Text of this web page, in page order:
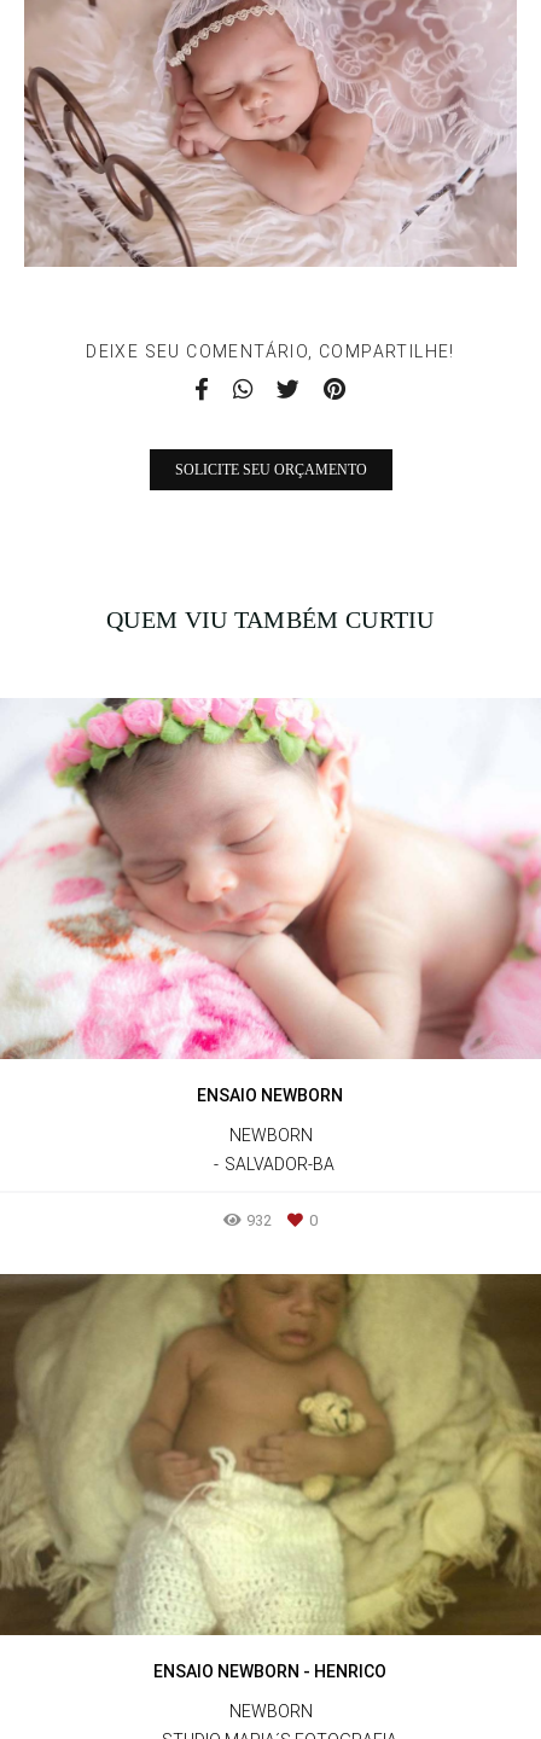
DEIXE SEU COMENTÁRIO, COMPARTILHE!
SOLICITE SEU ORÇAMENTO
QUEM VIU TAMBÉM CURTIU
ENSAIO NEWBORN
NEWBORN
SALVADOR-BA
932 0
ENSAIO NEWBORN - HENRICO
NEWBORN